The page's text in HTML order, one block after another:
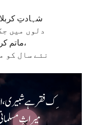
شہادتِ
دلوں میں
ماتم کر محرم کا،
نئے سال کو